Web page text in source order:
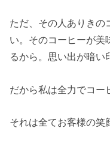
ただ、その人ありきの
い。そのコーヒーが美
るから。思い出が暗い
だから私は全力でコー
それは全てお客様の笑